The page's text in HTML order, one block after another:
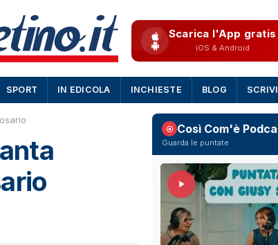
Scarica l'App gratis
iOS & Android
SPORT IN EDICOLA INCHIESTE BLOG
Così Com'è
Guarda le puntate